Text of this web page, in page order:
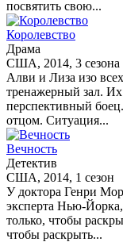
посвятить свою...
Королевство
Драма
США, 2014, 3 сезона
Алви и Лиза изо
тренажерный зал.
перспективный
отцом. Ситуация...
Вечность
Детектив
США, 2014, 1 сезон
У доктора Генри
эксперта Нью-
только, чтобы
чтобы раскрыть...